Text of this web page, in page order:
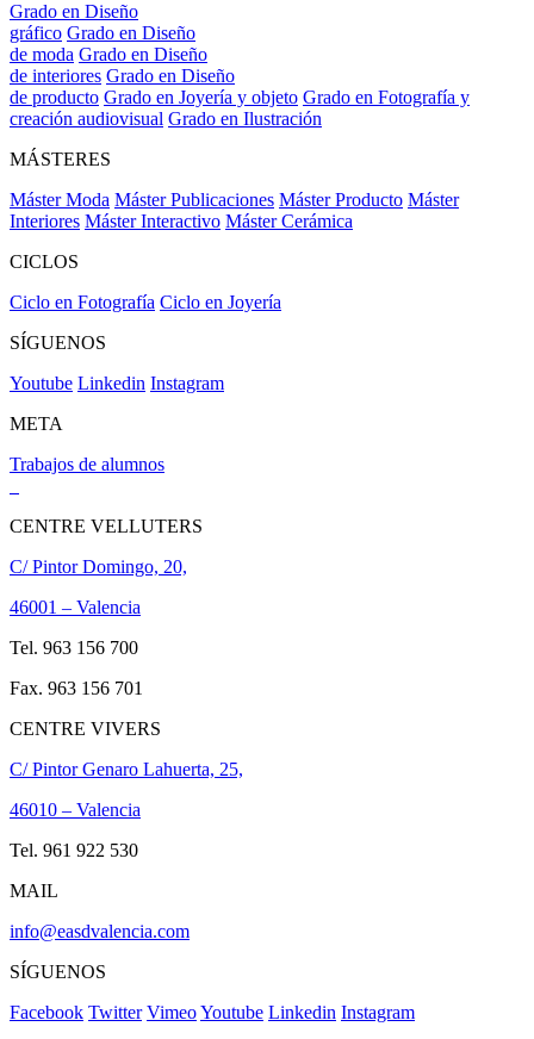
Grado en Diseño
gráfico Grado en Diseño
de moda Grado en Diseño
de interiores Grado en Diseño
de producto Grado en Joyería y objeto Grado en Fotografía y
creación audiovisual Grado en Ilustración
MÁSTERES
Máster Moda Máster Publicaciones Máster Producto Máster
Interiores Máster Interactivo Máster Cerámica
CICLOS
Ciclo en Fotografía Ciclo en Joyería
SÍGUENOS
Youtube Linkedin Instagram
META
Trabajos de alumnos
CENTRE VELLUTERS
C/ Pintor Domingo, 20,
46001 – Valencia
Tel. 963 156 700
Fax. 963 156 701
CENTRE VIVERS
C/ Pintor Genaro Lahuerta, 25,
46010 – Valencia
Tel. 961 922 530
MAIL
info@easdvalencia.com
SÍGUENOS
Facebook Twitter VimeoYoutube Linkedin Instagram